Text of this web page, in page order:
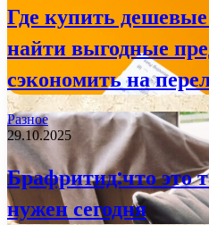
Где купить
найти выгодные
сэкономить на
Разное
29.10.2025
Брафритид:что это
нужен сегодня